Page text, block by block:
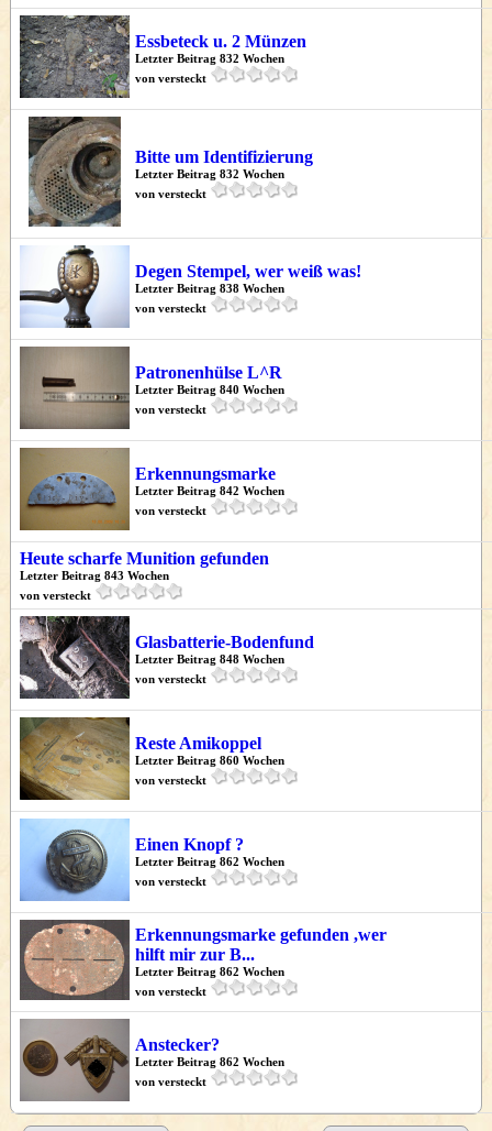
Essbeteck u. 2 Münzen
Letzter Beitrag 832 Wochen
von versteckt
Bitte um Identifizierung
Letzter Beitrag 832 Wochen
von versteckt
Degen Stempel, wer weiß was!
Letzter Beitrag 838 Wochen
von versteckt
Patronenhülse L^R
Letzter Beitrag 840 Wochen
von versteckt
Erkennungsmarke
Letzter Beitrag 842 Wochen
von versteckt
Heute scharfe Munition gefunden
Letzter Beitrag 843 Wochen
von versteckt
Glasbatterie-Bodenfund
Letzter Beitrag 848 Wochen
von versteckt
Reste Amikoppel
Letzter Beitrag 860 Wochen
von versteckt
Einen Knopf ?
Letzter Beitrag 862 Wochen
von versteckt
Erkennungsmarke gefunden ,wer
hilft mir zur B...
Letzter Beitrag 862 Wochen
von versteckt
Anstecker?
Letzter Beitrag 862 Wochen
von versteckt